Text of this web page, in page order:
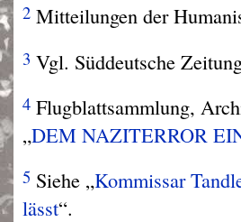
2 Mitteilungen der
3 Vgl. Süddeutsche
4 Flugblattsammlung,
„DEM NAZITERROR
5 Siehe „Kommissar
lässt“.